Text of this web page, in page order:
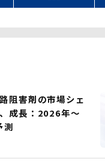
阻害剤の市場シェ
成長：2026年～
測